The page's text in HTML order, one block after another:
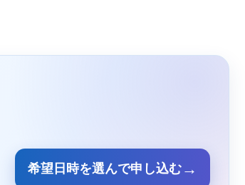
希望日時を選んで申し込む →